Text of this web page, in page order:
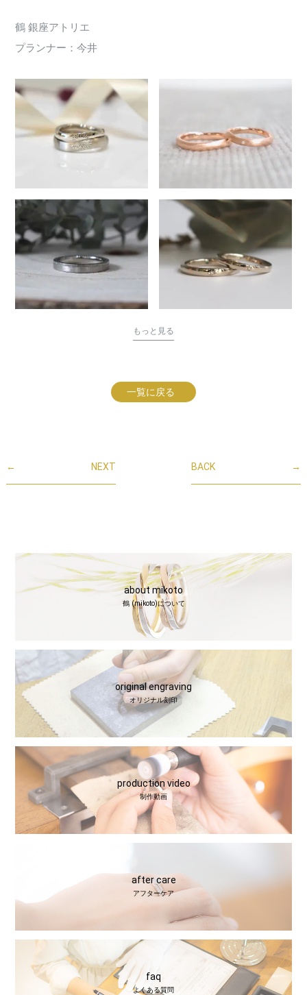
鶴 銀座アトリエ
プランナー：今井
もっと見る
一覧に戻る
← NEXT →
BACK
about mikoto
鶴 (mikoto)について
original engraving
オリジナル刻印
production video
制作動画
after care
アフターケア
faq
よくある質問